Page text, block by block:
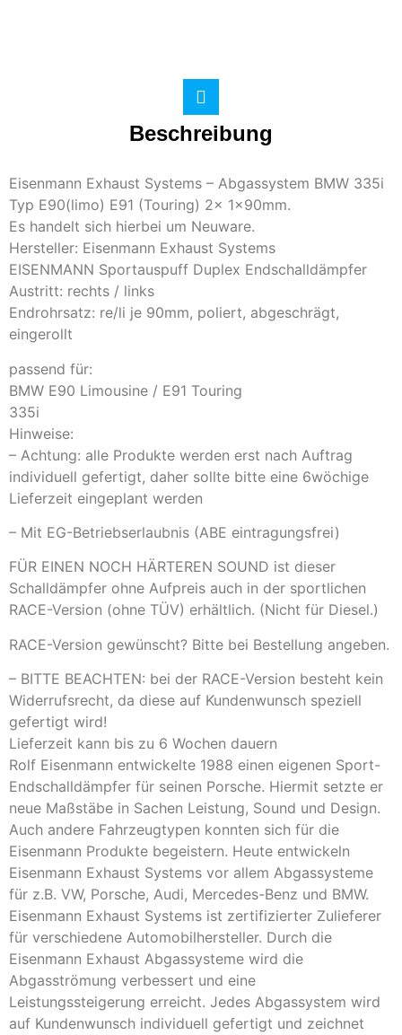
Beschreibung
Eisenmann Exhaust Systems – Abgassystem BMW 335i
Typ E90(limo) E91 (Touring) 2x 1x90mm.
Es handelt sich hierbei um Neuware.
Hersteller: Eisenmann Exhaust Systems
EISENMANN Sportauspuff Duplex Endschalldämpfer
Austritt: rechts / links
Endrohrsatz: re/li je 90mm, poliert, abgeschrägt,
eingerollt
passend für:
BMW E90 Limousine / E91 Touring
335i
Hinweise:
– Achtung: alle Produkte werden erst nach Auftrag
individuell gefertigt, daher sollte bitte eine 6wöchige
Lieferzeit eingeplant werden
– Mit EG-Betriebserlaubnis (ABE eintragungsfrei)
FÜR EINEN NOCH HÄRTEREN SOUND ist dieser
Schalldämpfer ohne Aufpreis auch in der sportlichen
RACE-Version (ohne TÜV) erhältlich. (Nicht für Diesel.)
RACE-Version gewünscht? Bitte bei Bestellung angeben.
– BITTE BEACHTEN: bei der RACE-Version besteht kein
Widerrufsrecht, da diese auf Kundenwunsch speziell
gefertigt wird!
Lieferzeit kann bis zu 6 Wochen dauern
Rolf Eisenmann entwickelte 1988 einen eigenen Sport-
Endschalldämpfer für seinen Porsche. Hiermit setzte er
neue Maßstäbe in Sachen Leistung, Sound und Design.
Auch andere Fahrzeugtypen konnten sich für die
Eisenmann Produkte begeistern. Heute entwickeln
Eisenmann Exhaust Systems vor allem Abgassysteme
für z.B. VW, Porsche, Audi, Mercedes-Benz und BMW.
Eisenmann Exhaust Systems ist zertifizierter Zulieferer
für verschiedene Automobilhersteller. Durch die
Eisenmann Exhaust Abgassysteme wird die
Abgasströmung verbessert und eine
Leistungssteigerung erreicht. Jedes Abgassystem wird
auf Kundenwunsch individuell gefertigt und zeichnet